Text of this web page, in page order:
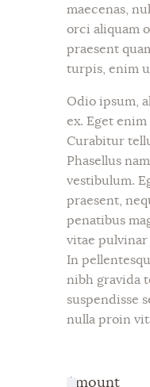
maecenas,
orci aliquam
praesent
turpis, enim
Odio ipsum,
ex. Eget
Curabitur
Phasellus
vestibulum.
praesent,
penatibus
vitae pulvinar
In
nibh gravida
suspendisse
nulla proin
Amount